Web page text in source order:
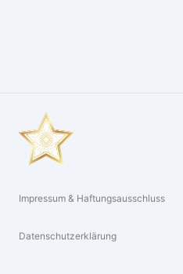
Impressum & Haftungsausschluss
Datenschutzerklärung